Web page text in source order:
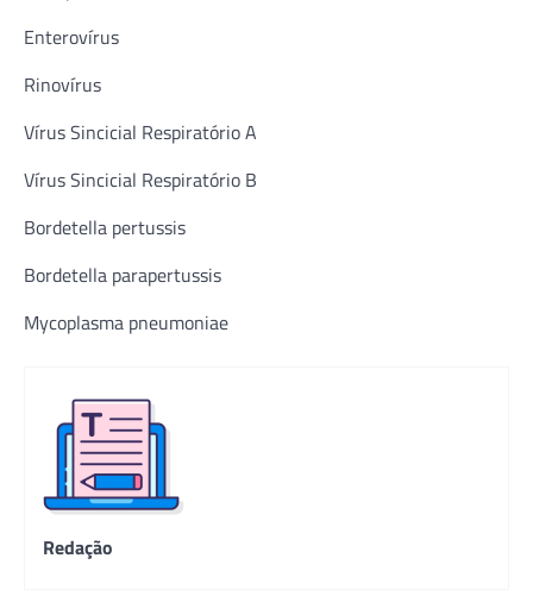
Enterovírus
Rinovírus
Vírus Sincicial Respiratório A
Vírus Sincicial Respiratório B
Bordetella pertussis
Bordetella parapertussis
Mycoplasma pneumoniae
Redação